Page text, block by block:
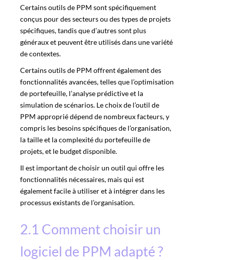
Certains outils de PPM sont spécifiquement
conçus pour des secteurs ou des types de projets
spécifiques, tandis que d’autres sont plus
généraux et peuvent être utilisés dans une variété
de contextes.
Certains outils de PPM offrent également des
fonctionnalités avancées, telles que l’optimisation
de portefeuille, l’analyse prédictive et la
simulation de scénarios. Le choix de l’outil de
PPM approprié dépend de nombreux facteurs, y
compris les besoins spécifiques de l’organisation,
la taille et la complexité du portefeuille de
projets, et le budget disponible.
Il est important de choisir un outil qui offre les
fonctionnalités nécessaires, mais qui est
également facile à utiliser et à intégrer dans les
processus existants de l’organisation.
2.1 Comment choisir un
logiciel de PPM adapté ?